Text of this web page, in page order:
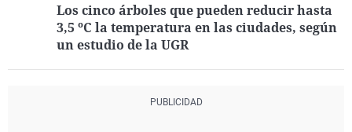
Los cinco árboles que pueden reducir hasta
3,5 ºC la temperatura en las ciudades, según
un estudio de la UGR